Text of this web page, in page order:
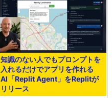
知識のない人でもプロンプトを
入れるだけでアプリを作れる
AI「Replit Agent」をReplitが
リリース